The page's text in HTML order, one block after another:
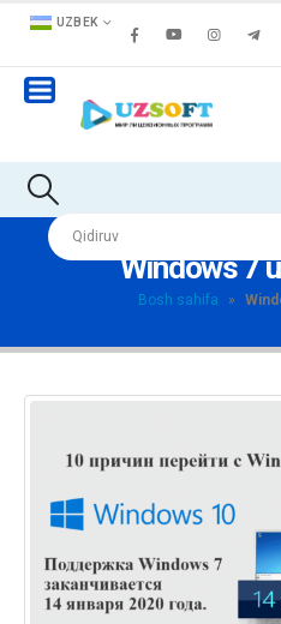
UZBEK
Windows 7
Bosh sahifa »